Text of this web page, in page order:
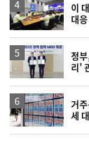
이
대
정
리'
거
세